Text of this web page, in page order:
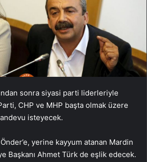
sonra siyasi parti liderleriyle
CHP ve MHP başta olmak üzere
isteyecek.
yerine kayyum atanan Mardin
Başkanı Ahmet Türk de eşlik edecek.